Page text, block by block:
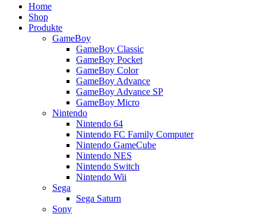
Home
Shop
Produkte
GameBoy
GameBoy Classic
GameBoy Pocket
GameBoy Color
GameBoy Advance
GameBoy Advance SP
GameBoy Micro
Nintendo
Nintendo 64
Nintendo FC Family Computer
Nintendo GameCube
Nintendo NES
Nintendo Switch
Nintendo Wii
Sega
Sega Saturn
Sony